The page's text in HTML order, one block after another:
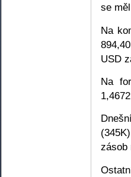
se
Na
USD
Na
zásob